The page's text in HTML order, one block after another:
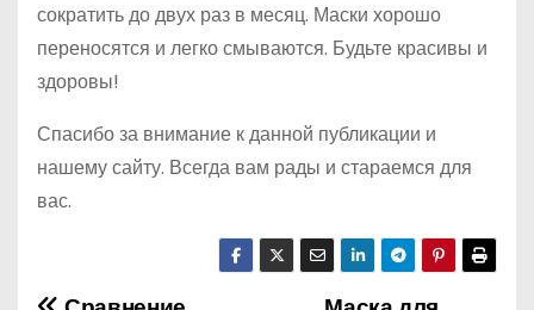
сократить до двух раз в месяц. Маски хорошо
переносятся и легко смываются. Будьте красивы и
здоровы!
Спасибо за внимание к данной публикации и
нашему сайту. Всегда вам рады и стараемся для
вас.